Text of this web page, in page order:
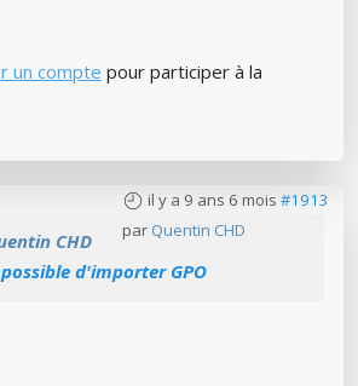
un compte pour participer à la
il y a 9 ans 6 mois #1913
par Quentin CHD
CHD
d'importer GPO